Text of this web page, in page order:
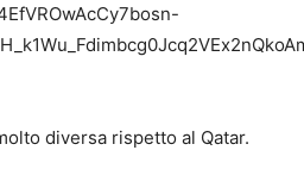
diversa rispetto al Qatar.